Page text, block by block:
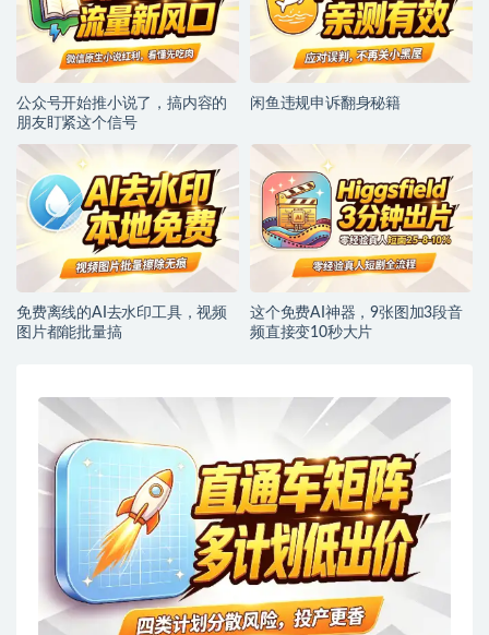
公众号开始推小说了，搞内容的
朋友盯紧这个信号
闲鱼违规申诉翻身秘籍
免费离线的AI去水印工具，视频
图片都能批量搞
这个免费AI神器，9张图加3段音
频直接变10秒大片